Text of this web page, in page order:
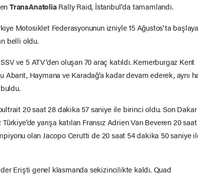
TransAnatoliaRally Raid, İstanbul'da tamamlandı.
Motosiklet Federasyonunun izniyle 15 Ağustos'ta
belli oldu.
ve 5 ATV’den oluşan 70 araç katıldı. Kemerburgaz Kent
Abant, Haymana ve Karadağ’a kadar devam ederek, aynı
20 saat 28 dakika 57 saniye ile birinci oldu. Son Dakar
yarışa katılan Fransız Adrien Van Beveren 20 saat
olan Jacopo Cerutti de 20 saat 54 dakika 50 saniye
Erişti genel klasmanda sekizincilikte kaldı. Quad